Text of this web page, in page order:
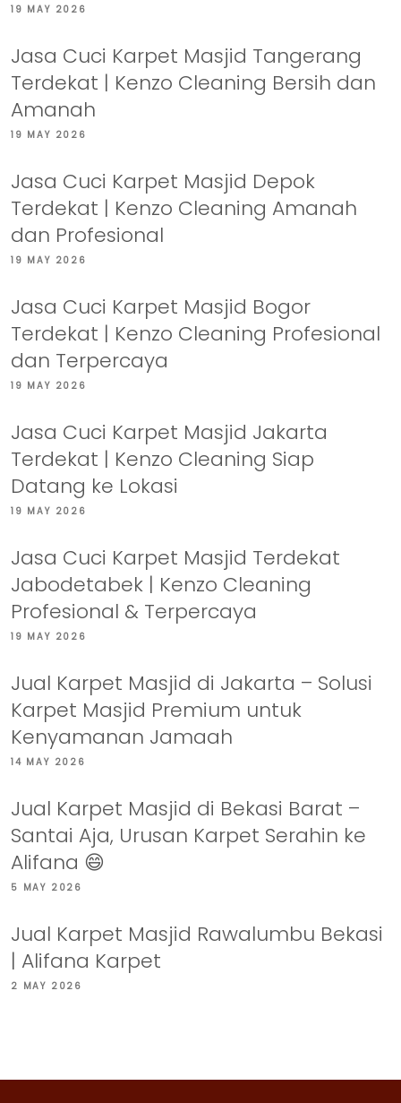
19 MAY 2026
Jasa Cuci Karpet Masjid Tangerang
Terdekat | Kenzo Cleaning Bersih dan
Amanah
19 MAY 2026
Jasa Cuci Karpet Masjid Depok
Terdekat | Kenzo Cleaning Amanah
dan Profesional
19 MAY 2026
Jasa Cuci Karpet Masjid Bogor
Terdekat | Kenzo Cleaning Profesional
dan Terpercaya
19 MAY 2026
Jasa Cuci Karpet Masjid Jakarta
Terdekat | Kenzo Cleaning Siap
Datang ke Lokasi
19 MAY 2026
Jasa Cuci Karpet Masjid Terdekat
Jabodetabek | Kenzo Cleaning
Profesional & Terpercaya
19 MAY 2026
Jual Karpet Masjid di Jakarta – Solusi
Karpet Masjid Premium untuk
Kenyamanan Jamaah
14 MAY 2026
Jual Karpet Masjid di Bekasi Barat –
Santai Aja, Urusan Karpet Serahin ke
Alifana 😄
5 MAY 2026
Jual Karpet Masjid Rawalumbu Bekasi
| Alifana Karpet
2 MAY 2026